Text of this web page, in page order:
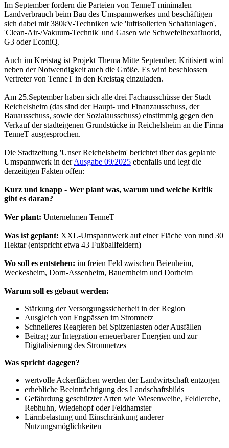
Im September fordern die Parteien von TenneT minimalen
Landverbrauch beim Bau des Umspannwerkes und beschäftigen
sich dabei mit 380kV-Techniken wie 'luftisolierten Schaltanlagen',
'Clean-Air-/Vakuum-Technik' und Gasen wie Schwefelhexafluorid,
G3 oder EconiQ.
Auch im Kreistag ist Projekt Thema Mitte September. Kritisiert wird
neben der Notwendigkeit auch die Größe. Es wird beschlossen
Vertreter von TenneT in den Kreistag einzuladen.
Am 25.September haben sich alle drei Fachausschüsse der Stadt
Reichelsheim (das sind der Haupt- und Finanzausschuss, der
Bauausschuss, sowie der Sozialausschuss) einstimmig gegen den
Verkauf der stadteigenen Grundstücke in Reichelsheim an die Firma
TenneT ausgesprochen.
Die Stadtzeitung 'Unser Reichelsheim' berichtet über das geplante
Umspannwerk in derAusgabe 09/2025 ebenfalls und legt die
derzeitigen Fakten offen:
Kurz und knapp - Wer plant was, warum und welche Kritik
gibt es daran?
Wer plant: Unternehmen TenneT
Was ist geplant: XXL-Umspannwerk auf einer Fläche von rund 30
Hektar (entspricht etwa 43 Fußballfeldern)
Wo soll es entstehen: im freien Feld zwischen Beienheim,
Weckesheim, Dorn-Assenheim, Bauernheim und Dorheim
Warum soll es gebaut werden:
Stärkung der Versorgungssicherheit in der Region
Ausgleich von Engpässen im Stromnetz
Schnelleres Reagieren bei Spitzenlasten oder Ausfällen
Beitrag zur Integration erneuerbarer Energien und zur
Digitalisierung des Stromnetzes
Was spricht dagegen?
wertvolle Ackerflächen werden der Landwirtschaft entzogen
erhebliche Beeinträchtigung des Landschaftsbilds
Gefährdung geschützter Arten wie Wiesenweihe, Feldlerche,
Rebhuhn, Wiedehopf oder Feldhamster
Lärmbelastung und Einschränkung anderer
Nutzungsmöglichkeiten